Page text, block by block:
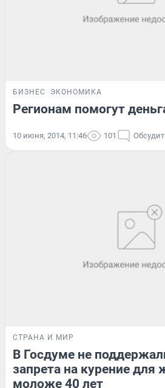
БИЗНЕС ЭКОНОМИКА
Регионам помогут
10 июня, 2014, 11:46 101
СТРАНА И МИР
В Госдуме не
запрета на курение для
моложе 40 лет